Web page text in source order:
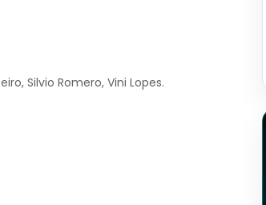
Silvio Romero, Vini Lopes.